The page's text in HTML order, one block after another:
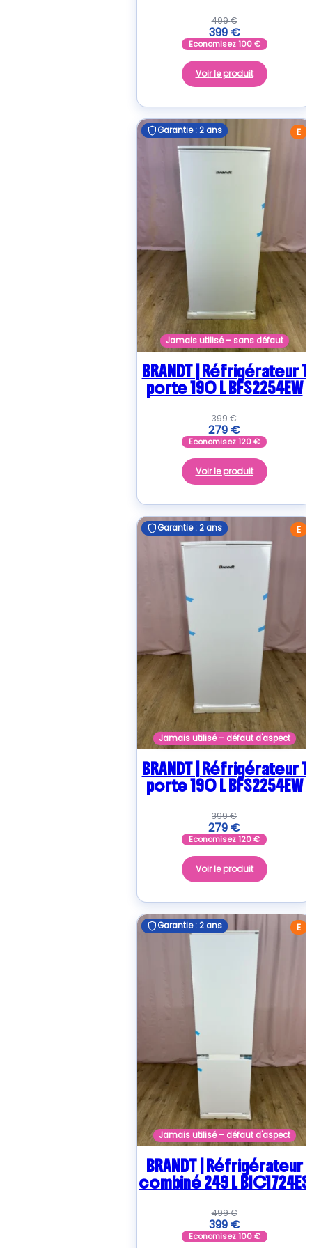
499€
399 €
Economisez100€
Voir le produit
E
Garantie : 2 ans
Jamais utilisé – sans défaut
Garantie : 2 ans
BRANDT | Réfrigérateur 1
porte 190 L BFS2254EW
399€
279 €
Economisez120€
Voir le produit
E
Garantie : 2 ans
Jamais utilisé – défaut d'aspect
Garantie : 2 ans
BRANDT | Réfrigérateur 1
porte 190 L BFS2254EW
399€
279 €
Economisez120€
Voir le produit
E
Garantie : 2 ans
Jamais utilisé – défaut d'aspect
Garantie : 2 ans
BRANDT | Réfrigérateur
combiné 249 L BIC1724ES
499€
399 €
Economisez100€